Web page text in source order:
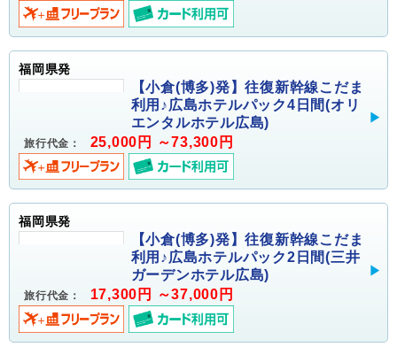
福岡県発
【小倉(博多)発】往復新幹線こだま
利用♪広島ホテルパック4日間(オリ
エンタルホテル広島)
旅行代金： 25,000円 ～73,300円
福岡県発
【小倉(博多)発】往復新幹線こだま
利用♪広島ホテルパック2日間(三井
ガーデンホテル広島)
旅行代金： 17,300円 ～37,000円